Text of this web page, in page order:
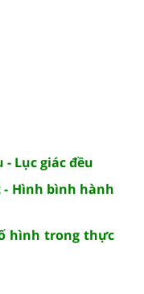
- Lục giác đều
Hình bình hành
hình trong thực